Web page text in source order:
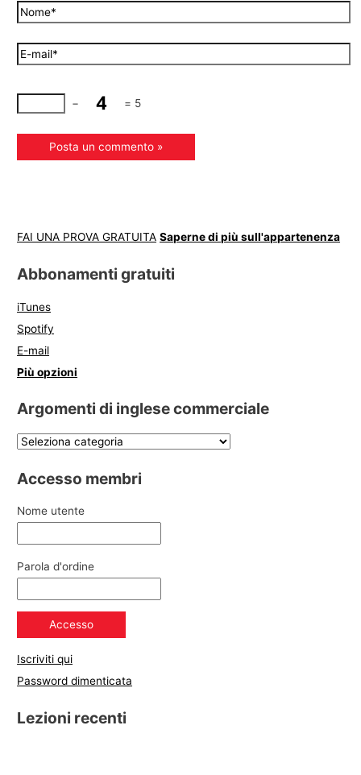
− = 5
FAI UNA PROVA GRATUITA Saperne di più sull'appartenenza
Abbonamenti gratuiti
iTunes
Spotify
E-mail
Più opzioni
Argomenti di inglese commerciale
Accesso membri
Nome utente
Parola d'ordine
Iscriviti qui
Password dimenticata
Lezioni recenti